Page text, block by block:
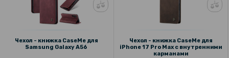
Чехол - книжка CaseMe для
Samsung Galaxy A56
Чехол - книжка CaseMe для
iPhone 17 Pro Max с внутренними
карманами